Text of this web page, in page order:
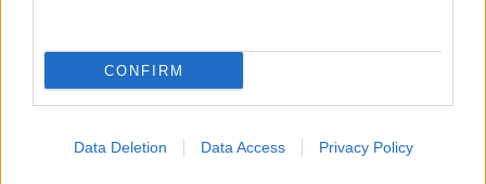
CONFIRM
Data Deletion Data Access Privacy Policy
Αυτή η νύχτα μένει: Γνωρίστε τους
χαρακτήρες της σειράς πριν από την
πρεμιέρα - Τι θα δούμε στα πρώτα
επεισόδια